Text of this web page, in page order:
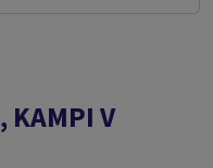
KAMPI V